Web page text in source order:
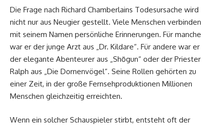
Die Frage nach Richard Chamberlains Todesursache wird
nicht nur aus Neugier gestellt. Viele Menschen verbinden
mit seinem Namen persönliche Erinnerungen. Für manche
war er der junge Arzt aus „Dr. Kildare“. Für andere war er
der elegante Abenteurer aus „Shōgun“ oder der Priester
Ralph aus „Die Dornenvögel“. Seine Rollen gehörten zu
einer Zeit, in der große Fernsehproduktionen Millionen
Menschen gleichzeitig erreichten.
Wenn ein solcher Schauspieler stirbt, entsteht oft der